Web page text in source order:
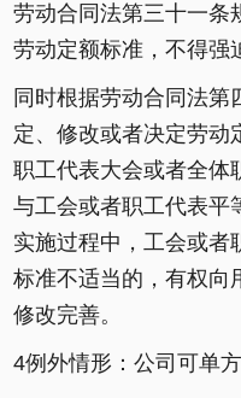
劳动合同法第三十一条
劳动定额标准，不得强
同时根据劳动合同法第
定、修改或者决定劳动
职工代表大会或者全体
与工会或者职工代表平
实施过程中，工会或者
标准不适当的，有权向
修改完善。
4例外情形：公司可单